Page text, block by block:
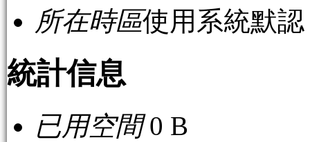
所在時區使用系統默認
統計信息
已用空間0 B